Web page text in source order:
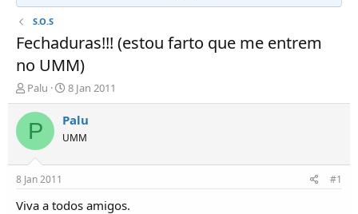
S.O.S
Fechaduras!!! (estou farto que me entrem
no UMM)
I
n
i
i
o
r
Palu
D
a
t
d
í
8 Jan 2011
P Palu
UMM
8 Jan 2011 #1
Viva a todos amigos.